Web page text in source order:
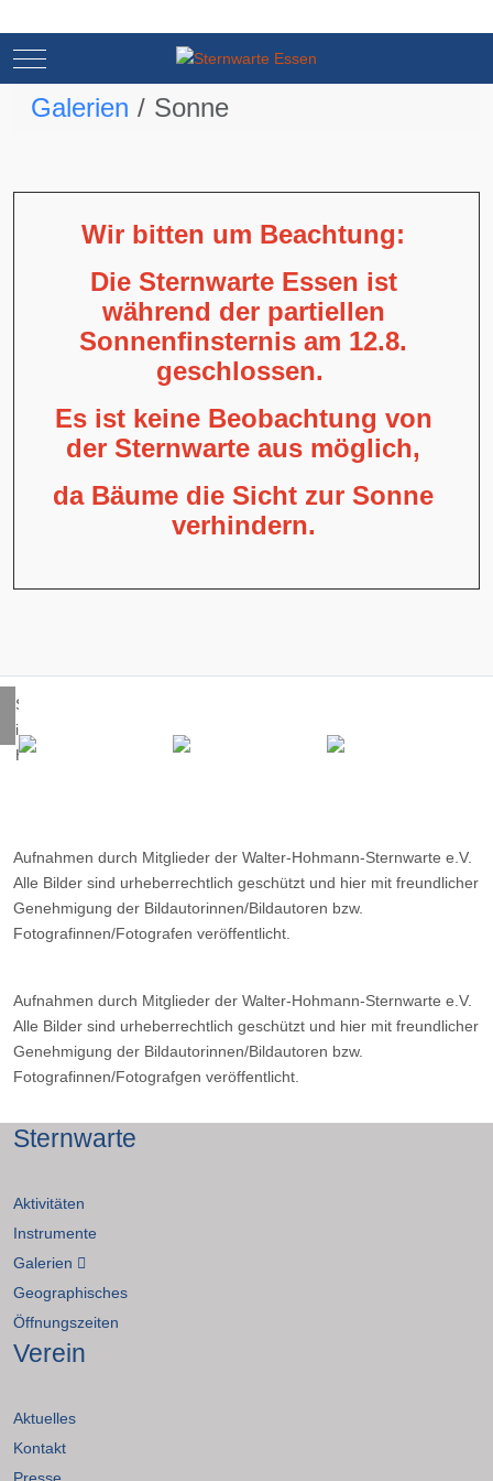
Mobile Menu Toggle
Galerien Sonne
Wir bitten um Beachtung:
Die Sternwarte Essen ist
während der partiellen
Sonnenfinsternis am 12.8.
geschlossen.
Es ist keine Beobachtung von
der Sternwarte aus möglich,
da Bäume die Sicht zur Sonne
verhindern.
Sonne
in
H
Bildautor:
Dr.
Udo
Siepmann
Aufnahmeort:
Mülheim/Ruhr
Optik:
Lunt
60
One
Neptune
M
Belichtung:
2000
davon
%.
Aufnahmen durch Mitglieder der Walter-Hohmann-Sternwarte e.V.
Alle Bilder sind urheberrechtlich geschützt und hier mit freundlicher
Genehmigung der Bildautorinnen/Bildautoren bzw.
Fotografinnen/Fotografen veröffentlicht.
Aufnahmen durch Mitglieder der Walter-Hohmann-Sternwarte e.V.
Alle Bilder sind urheberrechtlich geschützt und hier mit freundlicher
Genehmigung der Bildautorinnen/Bildautoren bzw.
Fotografinnen/Fotografgen veröffentlicht.
Sternwarte
Aktivitäten
Instrumente
Galerien
Geographisches
Öffnungszeiten
Verein
Aktuelles
Kontakt
Presse